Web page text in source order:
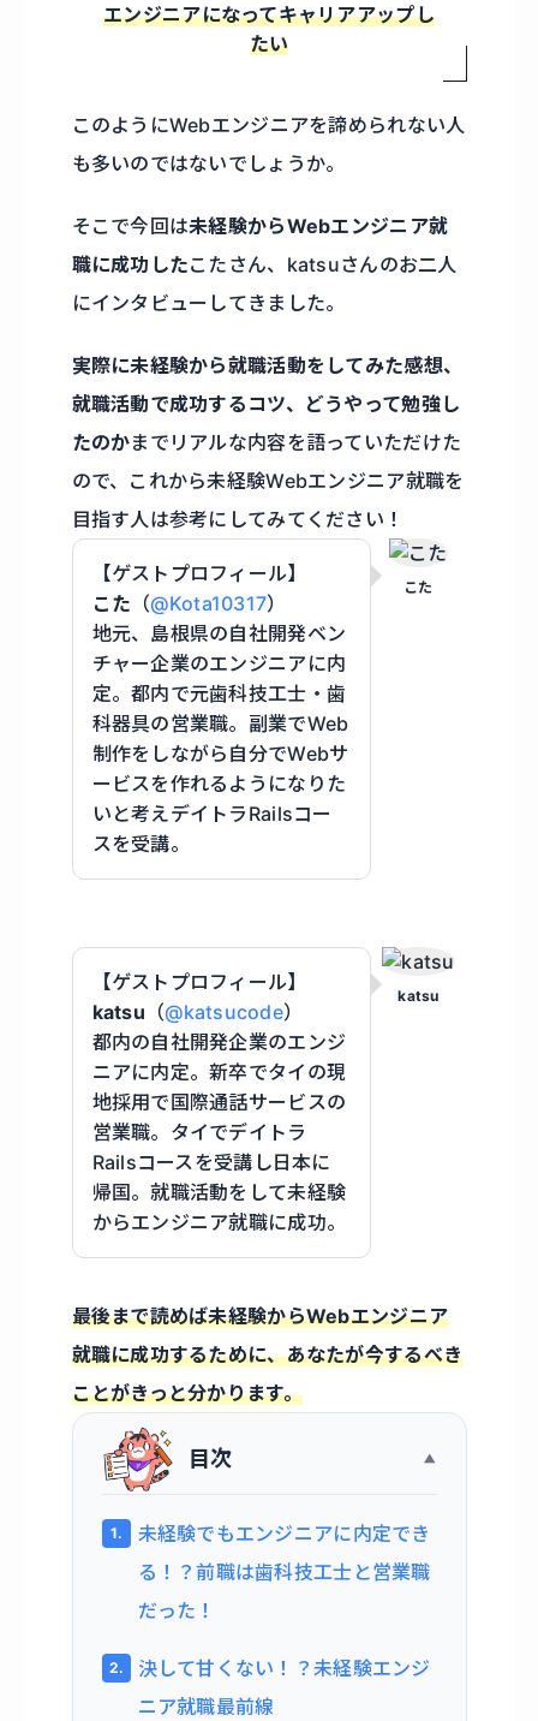
エンジニアになってキャリアアップし
たい
このようにWebエンジニアを諦められない人
も多いのではないでしょうか。
そこで今回は未経験からWebエンジニア就
職に成功したこたさん、katsuさんのお二人
にインタビューしてきました。
実際に未経験から就職活動をしてみた感想、
就職活動で成功するコツ、どうやって勉強し
たのかまでリアルな内容を語っていただけた
ので、これから未経験Webエンジニア就職を
目指す人は参考にしてみてください！
こた
【ゲストプロフィール】
こた （@Kota10317）
地元、島根県の自社開発ベン
チャー企業のエンジニアに内
定。都内で元歯科技工士・歯
科器具の営業職。副業でWeb
制作をしながら自分でWebサ
ービスを作れるようになりた
いと考えデイトラRailsコー
スを受講。
katsu
【ゲストプロフィール】
katsu （@katsucode）
都内の自社開発企業のエンジ
ニアに内定。新卒でタイの現
地採用で国際通話サービスの
営業職。タイでデイトラ
Railsコースを受講し日本に
帰国。就職活動をして未経験
からエンジニア就職に成功。
最後まで読めば未経験からWebエンジニア
就職に成功するために、あなたが今するべき
ことがきっと分かります。
目次
未経験でもエンジニアに内定でき
る！？前職は歯科技工士と営業職
だった！
決して甘くない！？未経験エンジ
ニア就職最前線